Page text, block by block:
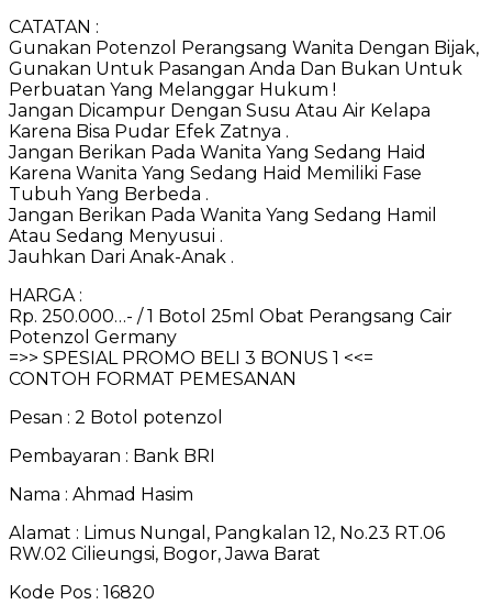
CATATAN :
Gunakan Potenzol Perangsang Wanita Dengan Bijak,
Gunakan Untuk Pasangan Anda Dan Bukan Untuk
Perbuatan Yang Melanggar Hukum !
Jangan Dicampur Dengan Susu Atau Air Kelapa
Karena Bisa Pudar Efek Zatnya .
Jangan Berikan Pada Wanita Yang Sedang Haid
Karena Wanita Yang Sedang Haid Memiliki Fase
Tubuh Yang Berbeda .
Jangan Berikan Pada Wanita Yang Sedang Hamil
Atau Sedang Menyusui .
Jauhkan Dari Anak-Anak .
HARGA :
Rp. 250.000…- / 1 Botol 25ml Obat Perangsang Cair
Potenzol Germany
=>> SPESIAL PROMO BELI 3 BONUS 1 <<=
CONTOH FORMAT PEMESANAN
Pesan : 2 Botol potenzol
Pembayaran : Bank BRI
Nama : Ahmad Hasim
Alamat : Limus Nungal, Pangkalan 12, No.23 RT.06
RW.02 Cilieungsi, Bogor, Jawa Barat
Kode Pos : 16820